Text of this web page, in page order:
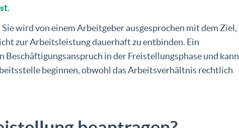
.
Sie wird von einem Arbeitgeber ausgesprochen mit dem Ziel,
zur Arbeitsleistung dauerhaft zu entbinden. Ein
Beschäftigungsanspruch in der Freistellungsphase und kann
beginnen, obwohl das Arbeitsverhältnis rechtlich